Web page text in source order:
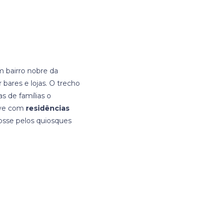
bairro nobre da
e lojas. O trecho
de famílias o
com residências
pelos quiosques